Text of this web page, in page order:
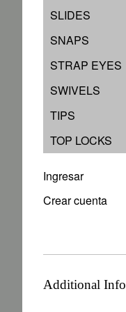
SLIDES
SNAPS
STRAP EYES
SWIVELS
TIPS
TOP LOCKS
Ingresar
Crear cuenta
Additional Info